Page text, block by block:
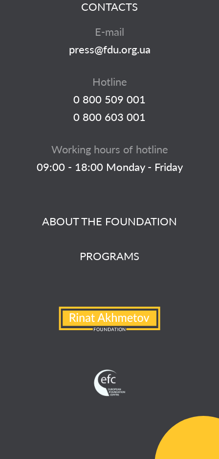
ABOUT THE FOUNDATION
PROGRAMS
CONTACTS
E-mail
press@fdu.org.ua
Hotline
0 800 509 001
0 800 603 001
Working hours of hotline
09:00 - 18:00 Monday - Friday